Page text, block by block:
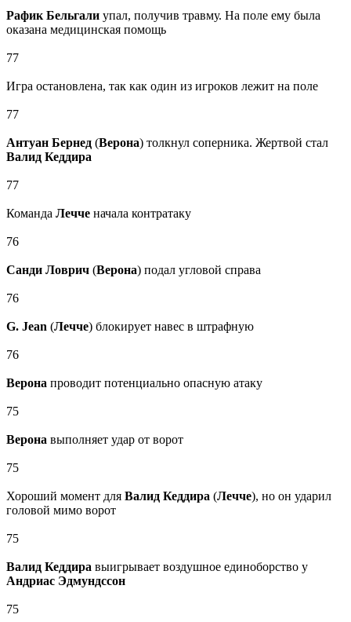
Рафик Бельгали упал, получив травму. На поле ему была
оказана медицинская помощь
77
Игра остановлена, так как один из игроков лежит на поле
77
Антуан Бернед (Верона) толкнул соперника. Жертвой стал
Валид Кеддира
77
Команда Лечче начала контратаку
76
Санди Ловрич (Верона) подал угловой справа
76
G. Jean (Лечче) блокирует навес в штрафную
76
Верона проводит потенциально опасную атаку
75
Верона выполняет удар от ворот
75
Хороший момент для Валид Кеддира (Лечче), но он ударил
головой мимо ворот
75
Валид Кеддира выигрывает воздушное единоборство у
Андриас Эдмундссон
75